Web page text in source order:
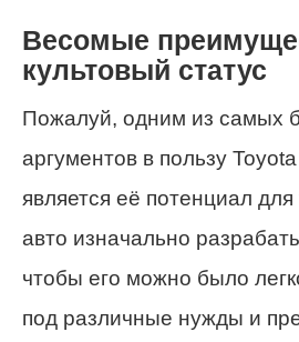
Весомые
культовый статус
Пожалуй, одним из самых
аргументов в пользу
является её потенциал
авто изначально
чтобы его можно было
под различные нужды и